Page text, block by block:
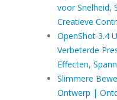
voor Snelheid,
Creatieve
OpenShot 3.4
Verbeterde
Effecten,
Slimmere
Ontwerp |